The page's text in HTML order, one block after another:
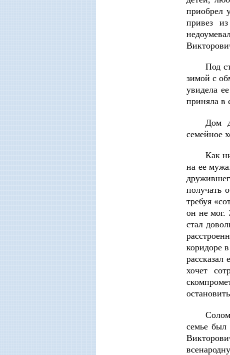
приобрел
привез
Под
зимой с
увидела
приняла в
Дом
семейное
Как
на ее
получать
требуя
он не мог.
стал
коридоре
хочет
семье